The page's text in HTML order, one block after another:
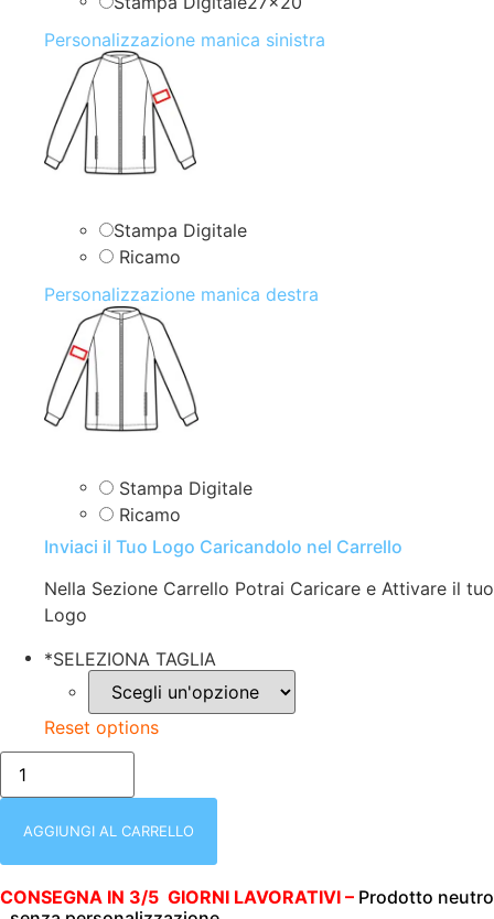
Personalizzazione manica sinistra
Stampa Digitale
Ricamo
Personalizzazione manica destra
Stampa Digitale
Ricamo
Inviaci il Tuo Logo Caricandolo nel Carrello
Nella Sezione Carrello Potrai Caricare e Attivare il tuo
Logo
*SELEZIONA TAGLIA
Reset options
CAMICIA
DONNA
|
3/4
TENERIFE
ELASTICIZZATA
AGGIUNGI AL CARRELLO
CONSEGNA IN 3/5 GIORNI LAVORATIVI – Prodotto neutro